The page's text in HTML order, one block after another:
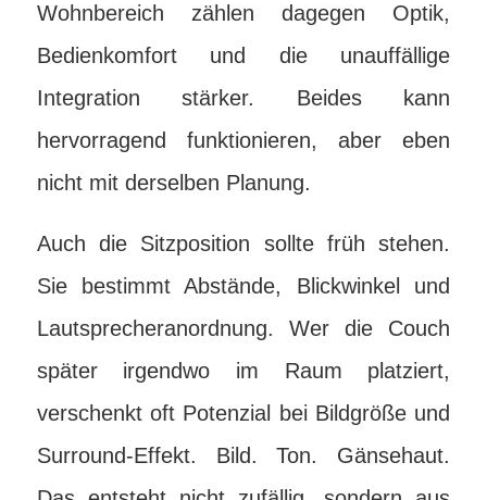
Wohnbereich zählen dagegen Optik,
Bedienkomfort und die unauffällige
Integration stärker. Beides kann
hervorragend funktionieren, aber eben
nicht mit derselben Planung.
Auch die Sitzposition sollte früh stehen.
Sie bestimmt Abstände, Blickwinkel und
Lautsprecheranordnung. Wer die Couch
später irgendwo im Raum platziert,
verschenkt oft Potenzial bei Bildgröße und
Surround-Effekt. Bild. Ton. Gänsehaut.